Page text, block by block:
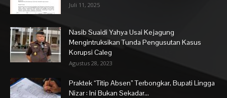
Juli 11, 2025
Nasib Suaidi Yahya Usai Kejagung
Mengintruksikan Tunda Pengusutan Kasus
Korupsi Caleg
Agustus 28, 2023
Praktek “Titip Absen” Terbongkar, Bupati Lingga
Nizar : Ini Bukan Sekadar...